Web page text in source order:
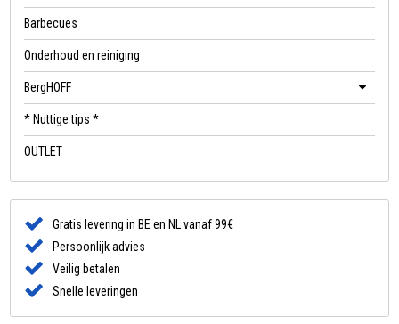
Barbecues
Onderhoud en reiniging
BergHOFF
* Nuttige tips *
OUTLET
Gratis levering in BE en NL vanaf 99€
Persoonlijk advies
Veilig betalen
Snelle leveringen